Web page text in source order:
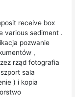
receive box
various sediment .
pozwanie
,
rząd fotografia
sala
) i kopia